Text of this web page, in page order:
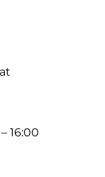
16:00